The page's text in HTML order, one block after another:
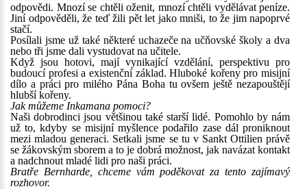
odpovědi. Mnozí se chtěli oženit, mnozí chtěli vydělávat peníze.
Jiní odpověděli, že teď žili pět let jako mniši, to že jim napoprvé
stačí.
Posílali jsme už také některé uchazeče na učňovské školy a dva
nebo tři jsme dali vystudovat na učitele.
Když jsou hotovi, mají vynikající vzdělání, perspektivu pro
budoucí profesi a existenční základ. Hluboké kořeny pro misijní
dílo a práci pro milého Pána Boha tu ovšem ještě nezapouštějí
hlubší kořeny.
Jak můžeme Inkamana pomoci?
Naši dobrodinci jsou většinou také starší lidé. Pomohlo by nám
už to, kdyby se misijní myšlence podařilo zase dál proniknout
mezi mladou generaci. Setkali jsme se tu v Sankt Ottilien právě
se žákovským sborem a to je dobrá možnost, jak navázat kontakt
a nadchnout mladé lidi pro naši práci.
Bratře Bernharde, chceme vám poděkovat za tento zajímavý
rozhovor.